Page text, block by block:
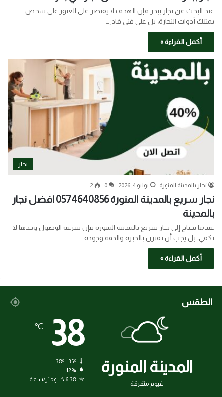
عند البحث عن نجار ببدر فإن الهدف لا يقتصر على العثور على شخص
يمتلك أدوات النجارة، بل على فني قادر…
أكمل القراءة »
نجار
نجار بالمدينة المنورة يوليو 4, 2026 0
2
نجار سريع بالمدينة المنورة 0574640856 افضل نجار
بالمدينة
عندما تحتاج إلى نجار سريع بالمدينة المنورة فإن سرعة الوصول وحدها لا
تكفي، بل يجب أن تقترن بالخبرة والدقة وجودة…
أكمل القراءة »
الطقس
المدينة المنورة
غيوم متفرقة
38
℃
12%
6.38 كيلومتر/ساعة